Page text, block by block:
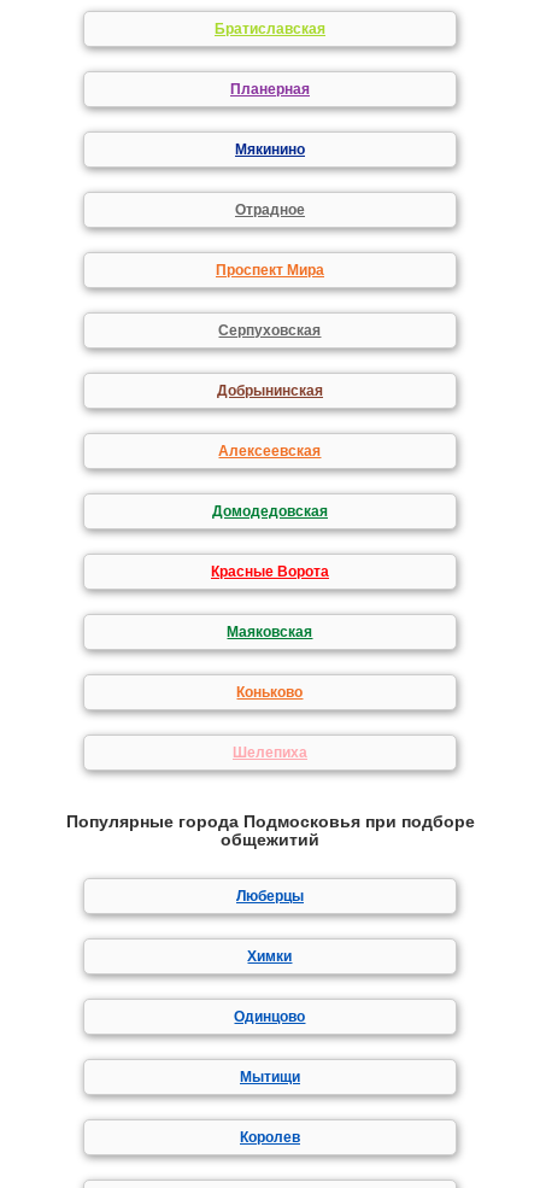
Братиславская
Планерная
Мякинино
Отрадное
Проспект Мира
Серпуховская
Добрынинская
Алексеевская
Домодедовская
Красные Ворота
Маяковская
Коньково
Шелепиха
Популярные города Подмосковья при подборе
общежитий
Люберцы
Химки
Одинцово
Мытищи
Королев